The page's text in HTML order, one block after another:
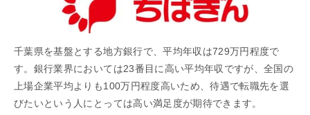
千葉県を基盤とする地方銀行で、平均年収は729万円程度で
す。銀行業界においては23番目に高い平均年収ですが、全国の
上場企業平均よりも100万円程度高いため、待遇で転職先を選
びたいという人にとっては高い満足度が期待できます。